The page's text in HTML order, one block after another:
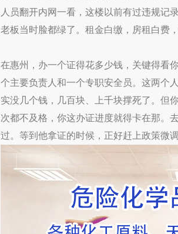
人员翻开内网一看，这楼以前有过违规记
老板当时脸都绿了。租金白缴，房租白费
在惠州，办一个证得花多少钱，关键得看
个主要负责人和一个专职安全员。这两个
实没几个钱，几百块、上千块撑死了。但
次都不及格，你这办证进度就得卡在那。
过。等到他拿证的时候，正好赶上政策微